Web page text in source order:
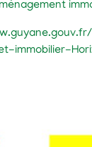
immobilier-